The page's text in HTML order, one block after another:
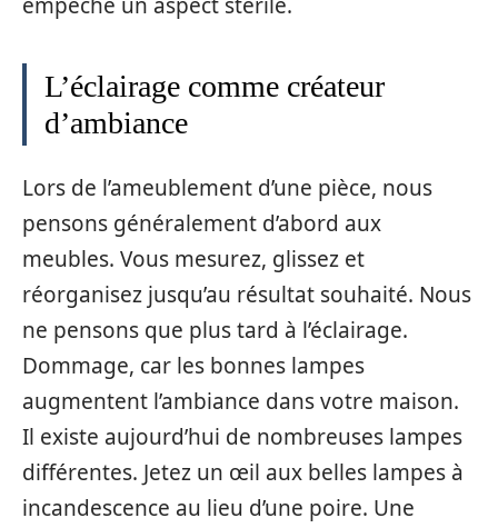
L’éclairage comme créateur
d’ambiance
Lors de l’ameublement d’une pièce, nous
pensons généralement d’abord aux
meubles. Vous mesurez, glissez et
réorganisez jusqu’au résultat souhaité. Nous
ne pensons que plus tard à l’éclairage.
Dommage, car les bonnes lampes
augmentent l’ambiance dans votre maison.
Il existe aujourd’hui de nombreuses lampes
différentes. Jetez un œil aux belles lampes à
incandescence au lieu d’une poire. Une